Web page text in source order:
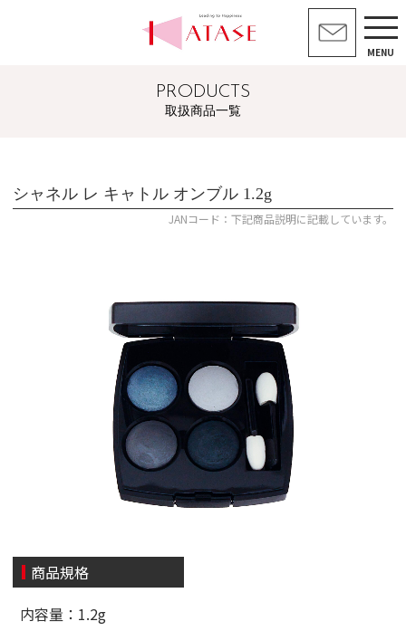
MENU
PRODUCTS
取扱商品一覧
シャネル レ キャトル オンブル 1.2g
JANコード：下記商品説明に記載しています。
商品規格
内容量：1.2g